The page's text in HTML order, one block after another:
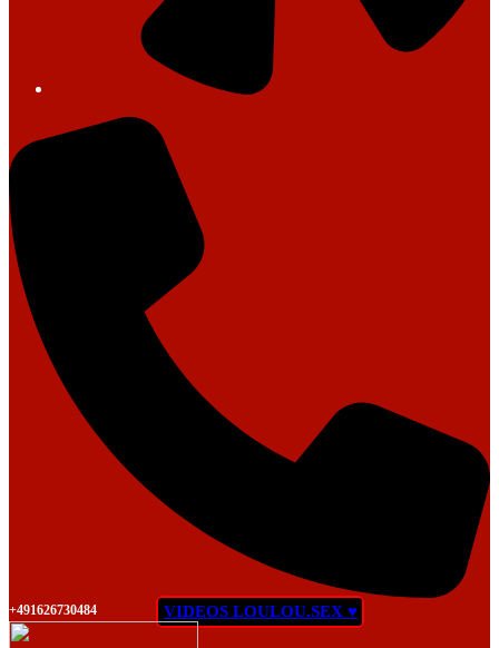
+491626730484 VIDEOS LOULOU.SEX ♥